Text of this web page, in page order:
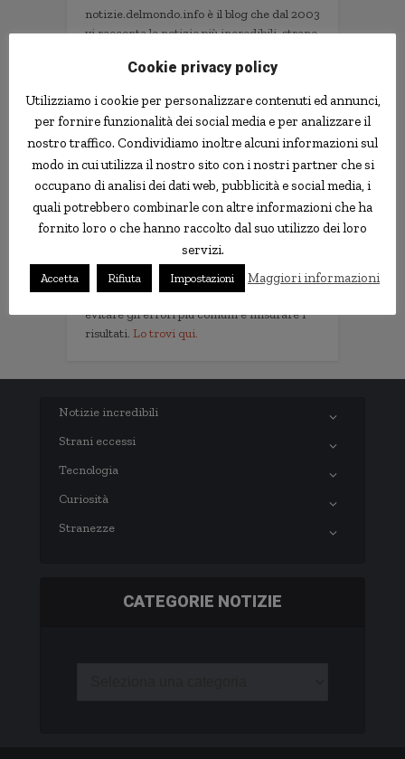
notizie.delmondo.info è il blog che dal 2003
vi racconta le notizie più incredibili, strane,
ladri imbranati, prodotti assurdi, ricerche
Informativa Privacy
Contatti
Implementare l'AI nella tua impresa senza
metodo e gli strumenti.
Non servono competenze tecniche. Serve
un metodo per scegliere i progetti giusti,
evitare gli errori più comuni e misurare i
risultati. Lo trovi qui.
Notizie incredibili
Strani eccessi
Tecnologia
Curiosità
Stranezze
CATEGORIE NOTIZIE
Cookie privacy policy
Utilizziamo i cookie per personalizzare contenuti ed annunci,
per fornire funzionalità dei social media e per analizzare il
nostro traffico. Condividiamo inoltre alcuni informazioni sul
modo in cui utilizza il nostro sito con i nostri partner che si
occupano di analisi dei dati web, pubblicità e social media, i
quali potrebbero combinarle con altre informazioni che ha
fornito loro o che hanno raccolto dal suo utilizzo dei loro
servizi.
Accetta Rifiuta Impostazioni Maggiori informazioni